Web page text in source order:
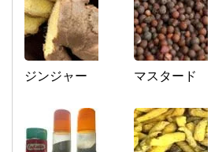
ジンジャー マスタード